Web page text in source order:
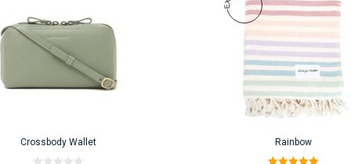
Crossbody Wallet Rainbow